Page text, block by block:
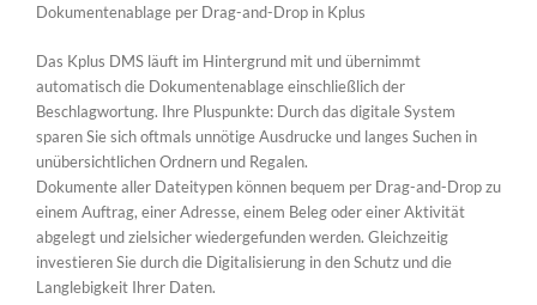
Dokumentenablage per Drag-and-Drop in Kplus
Das Kplus DMS läuft im Hintergrund mit und übernimmt
automatisch die Dokumentenablage einschließlich der
Beschlagwortung. Ihre Pluspunkte: Durch das digitale System
sparen Sie sich oftmals unnötige Ausdrucke und langes Suchen in
unübersichtlichen Ordnern und Regalen.
Dokumente aller Dateitypen können bequem per Drag-and-Drop zu
einem Auftrag, einer Adresse, einem Beleg oder einer Aktivität
abgelegt und zielsicher wiedergefunden werden. Gleichzeitig
investieren Sie durch die Digitalisierung in den Schutz und die
Langlebigkeit Ihrer Daten.